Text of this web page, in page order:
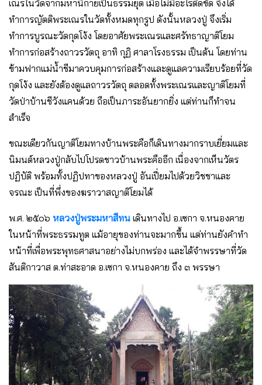
เณรในวัดจากมหานิกายเป็นธรรมยุต เมื่อไม่มีอะไรติดขัด จึงได้
ทำการญัตติพระเณรในวัดทั้งหมดทุกรูป ดังนั้นหลวงปู่ จึงเริ่ม
ทำการบูรณะวัดกุดโง้ง โดยอาศัยพระเณรและศรัทธาญาติโยม
ทำการก่อสร้างถาวรวัตถุ อาทิ กุฏิ ศาลาโรงธรรม เป็นต้น โดยท่าน
ข้ามฟากแม่น้ำชีมาควบคุมการก่อสร้างและดูแลความเรียบร้อยที่วัด
กุดโง้ง และยังต้องดูแลถาวรวัตถุ ตลอดทั้งพระเณรและญาติโยมที่
วัดป่าบ้านชีวังแคนด้วย ถือเป็นภาระอันยากยิ่ง แต่ท่านก็ทำจน
สำเร็จ
ขณะเดียวกันญาติโยมทางบ้านพระคือก็เดินทางมากราบเยี่ยมและ
นิมนต์หลวงปู่กลับไปโปรดชาวบ้านพระคืออีก เนื่องจากเห็นวัตร
ปฏิบัติ พร้อมทั้งปฏิปทาของหลวงปู่ อันเปี่ยมไปด้วยวิชชาและ
จรณะ เป็นที่พึ่งของฆราวาสญาติโยมได้
พ.ศ. ๒๕๐๖ หลวงปู่พระมหาสีทน เดินทางไป อ.เซกา จ.หนองคาย
ในหน้าที่พระธรรมทูต แม้อายุของท่านจะมากขึ้น แต่ท่านยังคำทำ
หน้าที่เพื่อพระพุทธศาสนาอย่างไม่บกพร่อง และได้จำพรรษาที่วัด
สันติกาวาส ต.ท่าสะอาด อ.เซกา จ.หนองคาย ถึง ๓ พรรษา